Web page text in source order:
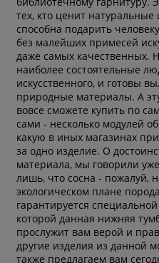
тех, кто ценит
способна подарить
без малейших примесей
даже самых качественных.
наиболее состоятельные
искусственного, и готовы
природные материалы. А
вовсе сможете купить по
сами - несколько модулей
какую в иных магазинах
за одно изделие. О
материала, мы говорили
лишь, что сосна - пожалуй,
экологическом плане
гарантируется
которой данная нижняя
прослужит вам верой и
другие изделия из данной
также предлагаем вам